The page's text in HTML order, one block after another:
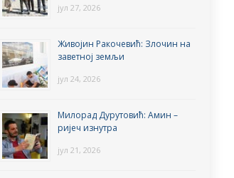
јул 27, 2026
Живојин Ракочевић: Злочин на
заветној земљи
јул 24, 2026
Милорад Дурутовић: Амин –
ријеч изнутра
јул 21, 2026